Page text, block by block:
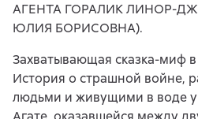
АГЕНТА ГОРАЛИК ЛИНОР-
ЮЛИЯ БОРИСОВНА).
Захватывающая сказка-миф в
История о страшной войне,
людьми и живущими в воде